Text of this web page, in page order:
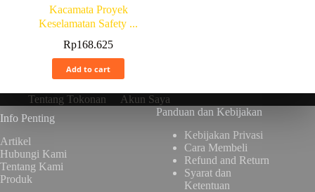
Kacamata Proyek
Keselamatan Safety ...
Rp168.625
Add to cart
Tentang Tokonan
Akun Saya
Info Penting
Artikel
Hubungi Kami
Tentang Kami
Produk
Panduan dan Kebijakan
Kebijakan Privasi
Cara Membeli
Refund and Return
Syarat dan
Ketentuan